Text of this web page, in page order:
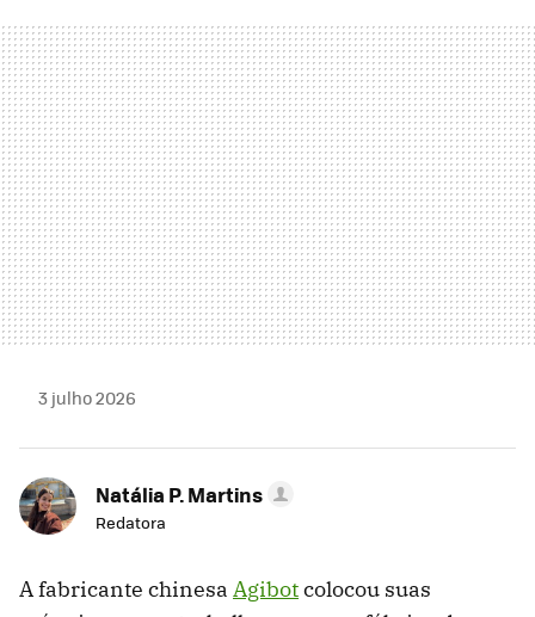
MAIL
3 julho 2026
Natália P. Martins
Redatora
A fabricante chinesa Agibotcolocou suas